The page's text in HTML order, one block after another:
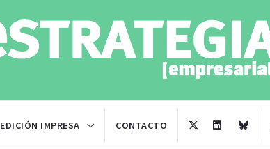
EDICIÓN IMPRESA CONTACTO